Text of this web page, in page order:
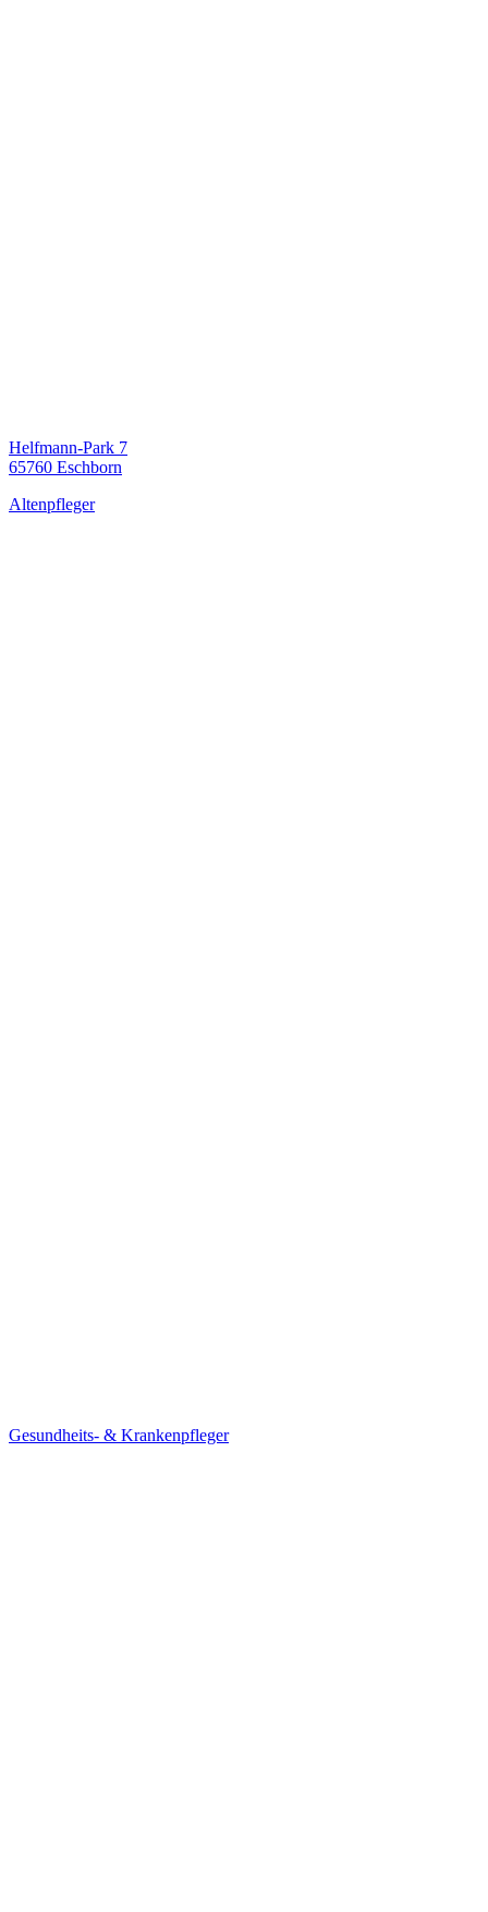
Helfmann-Park 7
65760 Eschborn
Altenpfleger
Gesundheits- & Krankenpfleger